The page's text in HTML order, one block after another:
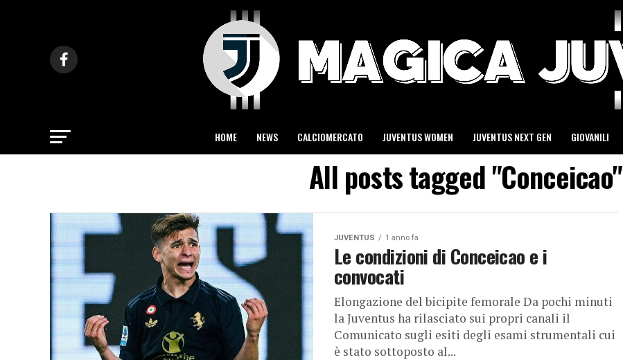
HOME NEWS CALCIOMERCATO JUVENTUS WOMEN JUVENTUS NEXT GEN GIOVANILI
All posts tagged "Conceicao"
JUVENTUS 1 anno fa
Le condizioni di Conceicao e i
convocati
Elongazione del bicipite femorale Da pochi minuti
la Juventus ha rilasciato sui propri canali il
Comunicato sugli esiti degli esami strumentali cui
è stato sottoposto al...